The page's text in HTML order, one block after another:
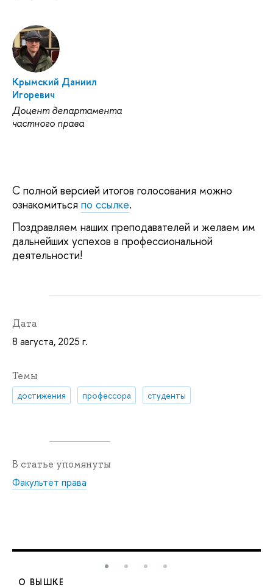
Крымский Даниил
Игоревич
Доцент департамента
частного права
С полной версией итогов голосования можно
ознакомиться по ссылке.
Поздравляем наших преподавателей и желаем им
дальнейших успехов в профессиональной
деятельности!
Дата
8 августа, 2025 г.
Темы
достижения профессора студенты
В статье упомянуты
Факультет права
О ВЫШКЕ